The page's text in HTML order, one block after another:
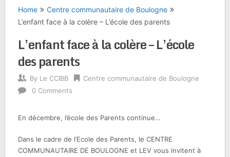
Home
Centre communautaire de Boulogne
L’enfant face à la colère – L’école des parents
L’enfant face à la colère – L’école
des parents
By Le CCIBB
Centre communautaire de Boulogne
0 Comments
En décembre, l’école des Parents continue…
Dans le cadre de l’Ecole des Parents, le CENTRE
COMMUNAUTAIRE DE BOULOGNE et LEV vous invitent à